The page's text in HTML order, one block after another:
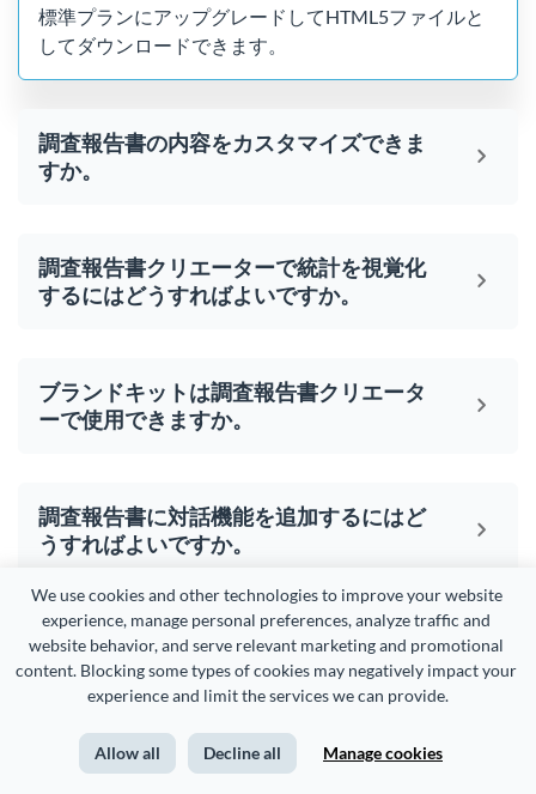
We use cookies and other technologies to improve your website
experience, manage personal preferences, analyze traffic and
website behavior, and serve relevant marketing and promotional
content. Blocking some types of cookies may negatively impact your
experience and limit the services we can provide.
Allow all Decline all Manage cookies
標準プランにアップグレードしてHTML5ファイルと
してダウンロードできます。
調査報告書の内容をカスタマイズできま
すか。
調査報告書クリエーターで統計を視覚化
するにはどうすればよいですか。
ブランドキットは調査報告書クリエータ
ーで使用できますか。
調査報告書に対話機能を追加するにはど
うすればよいですか。
調査報告書クリエーターですべてのフォ
ントと色はありますか。